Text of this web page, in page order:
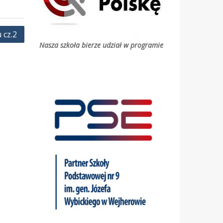
Nasza szkoła bierze udział w programie